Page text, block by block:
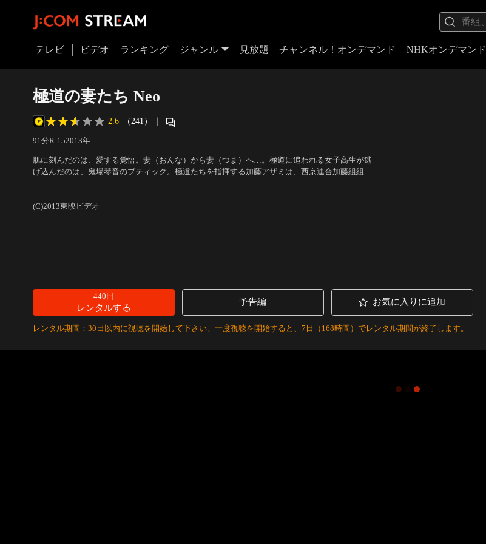
テレビ ビデオ ランキング ジャンル 見放題 チャンネル！オンデマンド NHKオンデマンド
極道の妻たち Neo
2.6 （241） ｜
91分R-152013年
肌に刻んだのは、愛する覚悟。妻（おんな）から妻（つま）へ…。極道に追われる女子高生が逃
げ込んだのは、鬼場琴音のブティック。極道たちを指揮する加藤アザミは、西京連合加藤組組
(C)2013東映ビデオ
440円
レンタルする
予告編 お気に入りに追加
レンタル期間：30日以内に視聴を開始して下さい。一度視聴を開始すると、7日（168時間）でレンタル期間が終了します。